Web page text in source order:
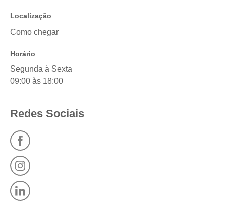
Localização
Como chegar
Horário
Segunda à Sexta
09:00 às 18:00
Redes Sociais